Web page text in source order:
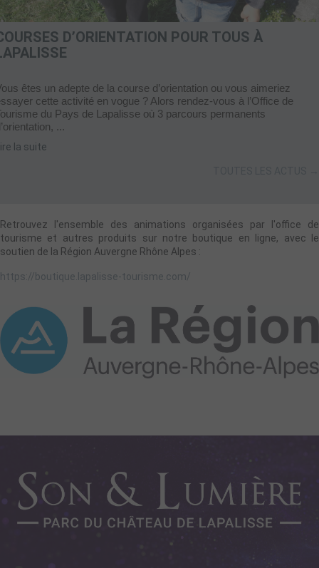
D’ORIENTATION POUR TOUS À
êtes un adepte de la course d’orientation ou vous aimeriez
cette activité en vogue ? Alors rendez-vous à l’Office de
du Pays de Lapalisse où 3 parcours permanents
...
la suite
Retrouvez l'ensemble des animations organisées par l'office de
tourisme et autres produits sur notre boutique en ligne, avec le
soutien de la Région Auvergne Rhône Alpes :
https://boutique.lapalisse-tourisme.com/